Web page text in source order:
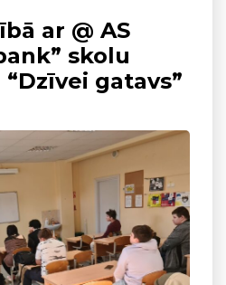
ar @ AS
skolu
gatavs”